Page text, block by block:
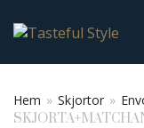
Hem » Skjortor »